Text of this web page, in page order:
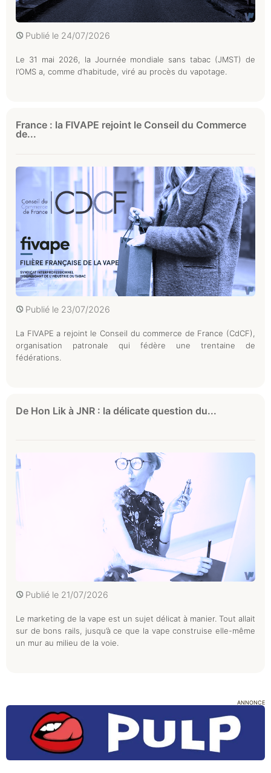
Publié le 24/07/2026
Le 31 mai 2026, la Journée mondiale sans tabac (JMST) de
l’OMS a, comme d’habitude, viré au procès du vapotage.
France : la FIVAPE rejoint le Conseil du Commerce
de...
Publié le 23/07/2026
La FIVAPE a rejoint le Conseil du commerce de France (CdCF),
organisation patronale qui fédère une trentaine de
fédérations.
De Hon Lik à JNR : la délicate question du...
Publié le 21/07/2026
Le marketing de la vape est un sujet délicat à manier. Tout allait
sur de bons rails, jusqu’à ce que la vape construise elle-même
un mur au milieu de la voie.
ANNONCE